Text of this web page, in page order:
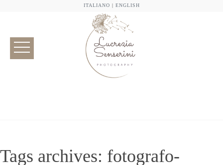
ITALIANO | ENGLISH
Tags archives: fotografo-